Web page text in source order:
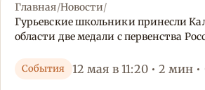
Главная/Новости/
Гурьевские школьники принесли
области две медали с первенства
События 12 мая в 11:20 • 2 мин